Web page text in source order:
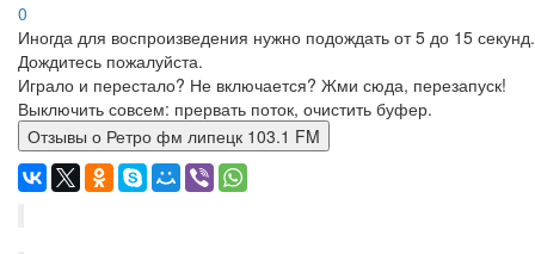
0
Иногда для воспроизведения нужно подождать от 5 до 15 секунд.
Дождитесь пожалуйста.
Играло и перестало? Не включается? Жми сюда, перезапуск!
Выключить совсем: прервать поток, очистить буфер.
Отзывы о Ретро фм липецк 103.1 FM